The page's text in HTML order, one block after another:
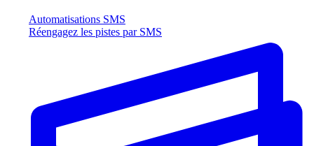
Automatisations SMS
Réengagez les pistes par SMS